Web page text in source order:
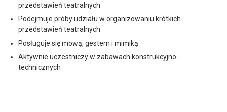
przedstawień teatralnych
Podejmuje próby udziału w organizowaniu krótkich
przedstawień teatralnych
Posługuje się mową, gestem i mimiką
Aktywnie uczestniczy w zabawach konstrukcyjno-
technicznych